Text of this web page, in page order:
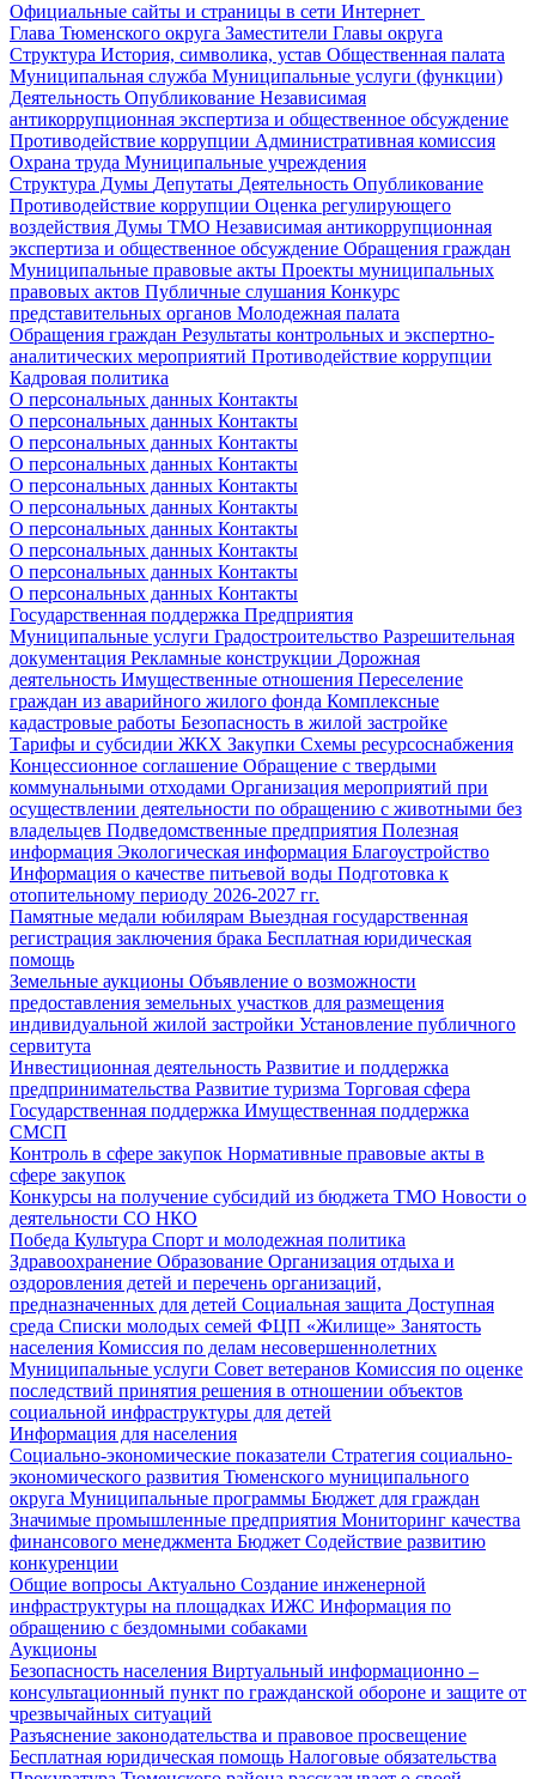
Официальные сайты и страницы в сети Интернет
Глава Тюменского округа Заместители Главы округа
Структура История, символика, устав Общественная палата
Муниципальная служба Муниципальные услуги (функции)
Деятельность Опубликование Независимая
антикоррупционная экспертиза и общественное обсуждение
Противодействие коррупции Административная комиссия
Охрана труда Муниципальные учреждения
Структура Думы Депутаты Деятельность Опубликование
Противодействие коррупции Оценка регулирующего
воздействия Думы ТМО Независимая антикоррупционная
экспертиза и общественное обсуждение Обращения граждан
Муниципальные правовые акты Проекты муниципальных
правовых актов Публичные слушания Конкурс
представительных органов Молодежная палата
Обращения граждан Результаты контрольных и экспертно-
аналитических мероприятий Противодействие коррупции
Кадровая политика
О персональных данных Контакты
О персональных данных Контакты
О персональных данных Контакты
О персональных данных Контакты
О персональных данных Контакты
О персональных данных Контакты
О персональных данных Контакты
О персональных данных Контакты
О персональных данных Контакты
О персональных данных Контакты
Государственная поддержка Предприятия
Муниципальные услуги Градостроительство Разрешительная
документация Рекламные конструкции Дорожная
деятельность Имущественные отношения Переселение
граждан из аварийного жилого фонда Комплексные
кадастровые работы Безопасность в жилой застройке
Тарифы и субсидии ЖКХ Закупки Схемы ресурсоснабжения
Концессионное соглашение Обращение с твердыми
коммунальными отходами Организация мероприятий при
осуществлении деятельности по обращению с животными без
владельцев Подведомственные предприятия Полезная
информация Экологическая информация Благоустройство
Информация о качестве питьевой воды Подготовка к
отопительному периоду 2026-2027 гг.
Памятные медали юбилярам Выездная государственная
регистрация заключения брака Бесплатная юридическая
помощь
Земельные аукционы Объявление о возможности
предоставления земельных участков для размещения
индивидуальной жилой застройки Установление публичного
сервитута
Инвестиционная деятельность Развитие и поддержка
предпринимательства Развитие туризма Торговая сфера
Государственная поддержка Имущественная поддержка
СМСП
Контроль в сфере закупок Нормативные правовые акты в
сфере закупок
Конкурсы на получение субсидий из бюджета ТМО Новости о
деятельности СО НКО
Победа Культура Спорт и молодежная политика
Здравоохранение Образование Организация отдыха и
оздоровления детей и перечень организаций,
предназначенных для детей Социальная защита Доступная
среда Списки молодых семей ФЦП «Жилище» Занятость
населения Комиссия по делам несовершеннолетних
Муниципальные услуги Совет ветеранов Комиссия по оценке
последствий принятия решения в отношении объектов
социальной инфраструктуры для детей
Информация для населения
Социально-экономические показатели Стратегия социально-
экономического развития Тюменского муниципального
округа Муниципальные программы Бюджет для граждан
Значимые промышленные предприятия Мониторинг качества
финансового менеджмента Бюджет Содействие развитию
конкуренции
Общие вопросы Актуально Создание инженерной
инфраструктуры на площадках ИЖС Информация по
обращению с бездомными собаками
Аукционы
Безопасность населения Виртуальный информационно –
консультационный пункт по гражданской обороне и защите от
чрезвычайных ситуаций
Разъяснение законодательства и правовое просвещение
Бесплатная юридическая помощь Налоговые обязательства